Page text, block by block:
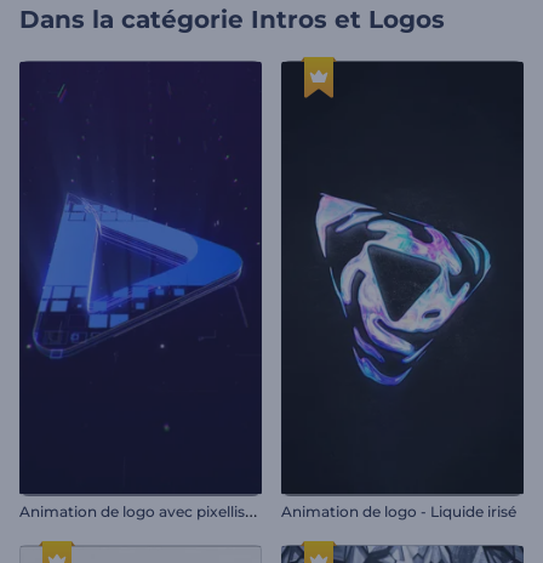
Dans la catégorie Intros et Logos
A
nimation de logo avec pixellisation Animation de logo - Liquide irisé